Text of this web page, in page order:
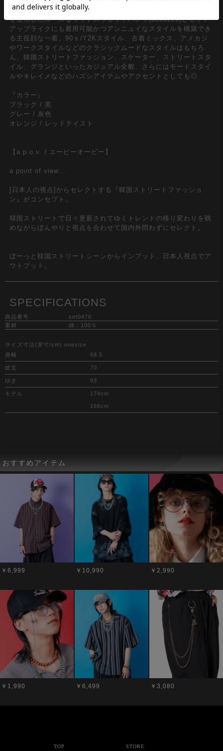
イデアや感性で自由に遊べるシンプルイズベストな一着。同生地
を使用したルーズなワイドスウェットパンツ(seb0220)とセット
アップライクにも着用可能かつアンニュイなスタイルを構築でき
る主役顔な一着。90ｓ/Y2Kスタイル、古着ミックス、アメカジ
やワークスタイルなどのクラシックムードなスタイルはもちろ
ん、韓国ストリートファッション、スケーター、ストリートスタ
イル、グランジといったカジュアル全般、さらにはモードスタイ
ルやキレイメなどのハズシアイテムやアクセントとしても◎
『カラー』
ブラック / 黒
グレー / 灰色
オレンジ / レッドテイスト
【a.p.o.v. / エーピーオービー】
a point of view...
[日本人の視点]からセレクトする『韓国ストリートファッショ
ン』がコンセプト。
韓国ストリートで日々更新されてゆくトレンドの移り変わりを眺
めながらぼんやりと視点を合わせて国内外問わずにセレクト。
ぼーっと韓国ストリートシーンからインプット、日本人視点でア
ウトプット。
SPECIFICATIONS
商品番号
set0476
素材
綿：100％
サイズ寸法(実寸/cm) onesize
身幅
68.5
総丈 70
ゆき 93
モデル 174cm
166cm
おすすめアイテム
￥6,999 ￥10,990 ￥2,990
￥1,990 ￥6,499 ￥3,080
TOP STORE